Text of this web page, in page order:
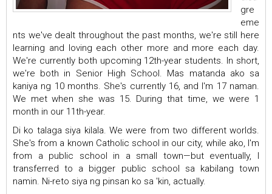
gre
eme
nts we've dealt throughout the past months, we're still here
learning and loving each other more and more each day.
We're currently both upcoming 12th-year students. In short,
we're both in Senior High School. Mas matanda ako sa
kaniya ng 10 months. She's currently 16, and I'm 17 naman.
We met when she was 15. During that time, we were 1
month in our 11th-year.
Di ko talaga siya kilala. We were from two different worlds.
She's from a known Catholic school in our city, while ako, I'm
from a public school in a small town—but eventually, I
transferred to a bigger public school sa kabilang town
namin. Ni-reto siya ng pinsan ko sa 'kin, actually.